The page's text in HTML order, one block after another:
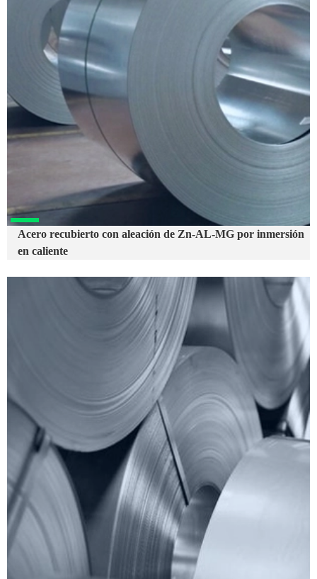
Acero recubierto con aleación de Zn-AL-MG por inmersión
en caliente